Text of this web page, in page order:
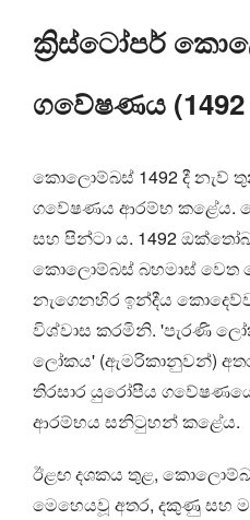
ක්‍රිස්ටෝපර්
ගවේෂණය (1492
කොලොම්බස් 1492 දී නැව්
ගවේෂණය ආරම්භ කළේය.
සහ පින්ටා ය. 1492
කොලොම්බස් බහමාස් වෙත
නැගෙනහිර ඉන්දීය
විශ්වාස කරමිනි. 'පැරණි
ලෝකය' (ඇමරිකානුවන්)
තිරසාර යුරෝපීය
ආරම්භය සනිටුහන් කළේය.
ඊළඟ දශකය තුළ,
මෙහෙයවූ අතර, දකුණු සහ